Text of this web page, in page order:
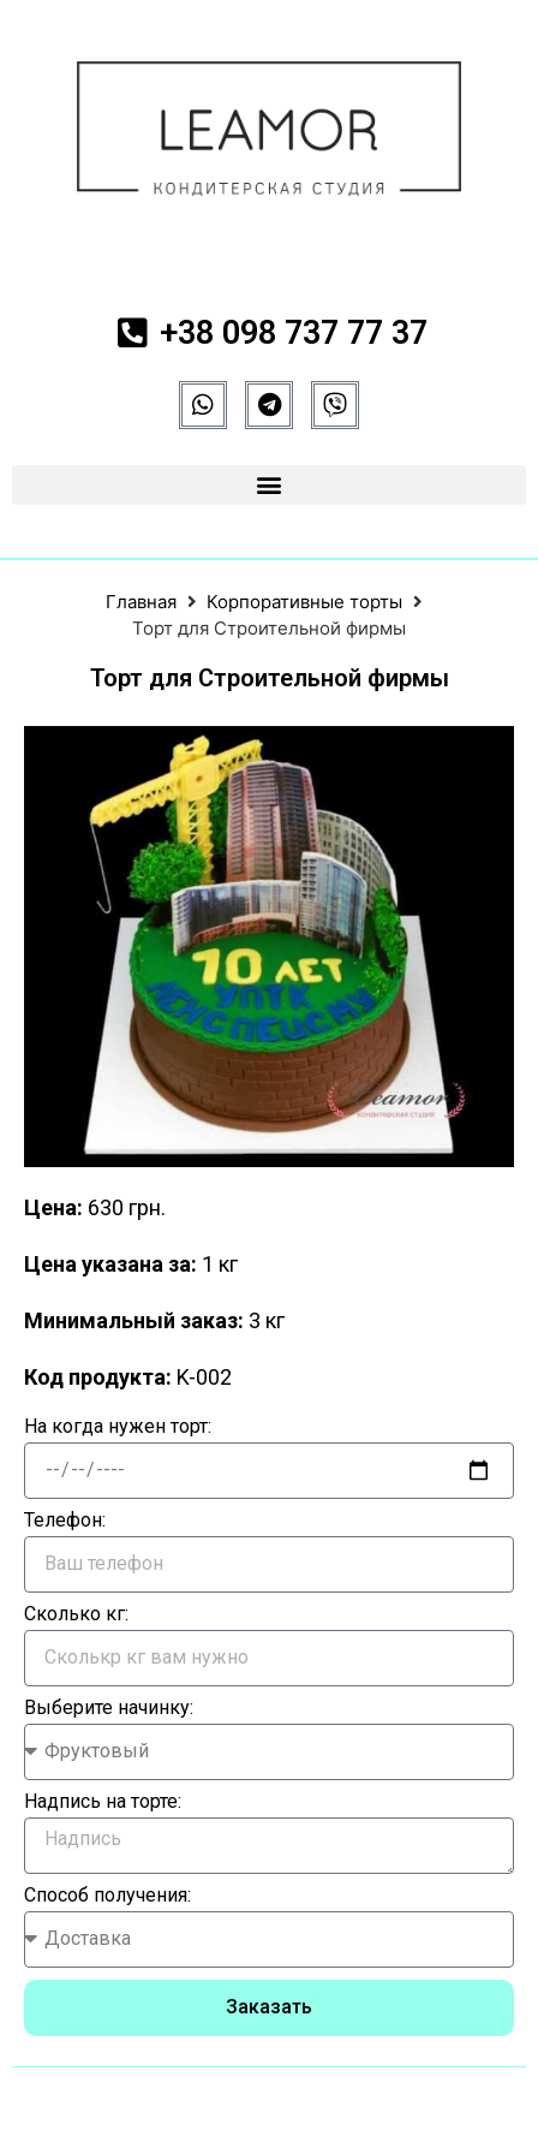
+38 098 737 77 37
Главная
Корпоративные торты
Торт для Строительной фирмы
Торт для Строительной фирмы
Цена: 630 грн.
Цена указана за: 1 кг
Минимальный заказ: 3 кг
Код продукта: K-002
На когда нужен торт:
Телефон:
Сколько кг:
Выберите начинку:
Надпись на торте:
Способ получения:
Заказать